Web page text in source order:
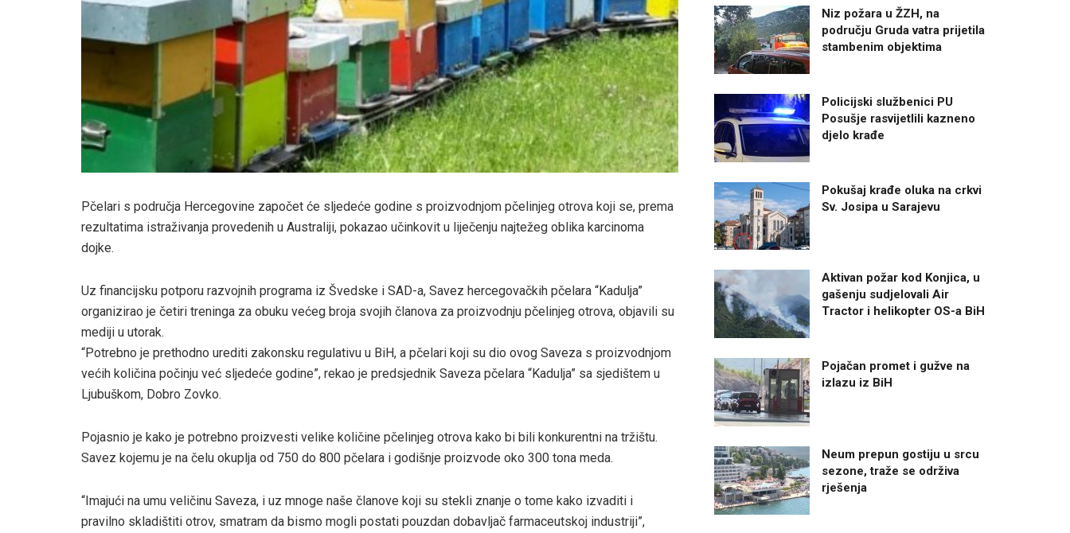
Pčelari s područja Hercegovine započet će sljedeće godine s proizvodnjom pčelinjeg otrova koji se, prema
rezultatima istraživanja provedenih u Australiji, pokazao učinkovit u liječenju najtežeg oblika karcinoma
dojke.
Uz financijsku potporu razvojnih programa iz Švedske i SAD-a, Savez hercegovačkih pčelara “Kadulja”
organizirao je četiri treninga za obuku većeg broja svojih članova za proizvodnju pčelinjeg otrova, objavili su
mediji u utorak.
“Potrebno je prethodno urediti zakonsku regulativu u BiH, a pčelari koji su dio ovog Saveza s proizvodnjom
većih količina počinju već sljedeće godine”, rekao je predsjednik Saveza pčelara “Kadulja” sa sjedištem u
Ljubuškom, Dobro Zovko.
Pojasnio je kako je potrebno proizvesti velike količine pčelinjeg otrova kako bi bili konkurentni na tržištu.
Savez kojemu je na čelu okuplja od 750 do 800 pčelara i godišnje proizvode oko 300 tona meda.
“Imajući na umu veličinu Saveza, i uz mnoge naše članove koji su stekli znanje o tome kako izvaditi i
pravilno skladištiti otrov, smatram da bismo mogli postati pouzdan dobavljač farmaceutskoj industriji”,
Niz požara u ŽZH, na
području Gruda vatra prijetila
stambenim objektima
Policijski službenici PU
Posušje rasvijetlili kazneno
djelo krađe
Pokušaj krađe oluka na crkvi
Sv. Josipa u Sarajevu
Aktivan požar kod Konjica, u
gašenju sudjelovali Air
Tractor i helikopter OS-a BiH
Pojačan promet i gužve na
izlazu iz BiH
Neum prepun gostiju u srcu
sezone, traže se održiva
rješenja